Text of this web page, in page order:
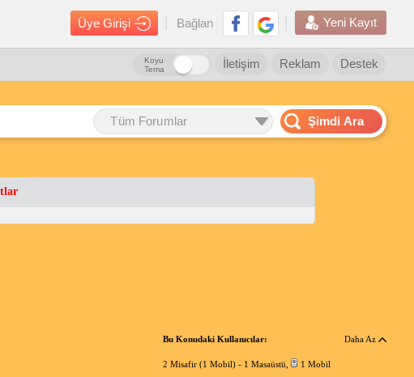
Üye Girişi Bağlan Yeni Kayıt
Destek
Reklam
İletişim
Koyu
Tema
Tüm Forumlar Şimdi Ara
Bu Konudaki Kullanıcılar: Daha Az
2 Misafir (1 Mobil) - 1 Masaüstü 1 Mobil